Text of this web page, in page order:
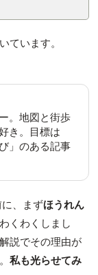
ています。
。地図と街歩
き。目標は
」のある記事
、まずほうれん
くわくしまし
説でその理由が
私も光らせてみ